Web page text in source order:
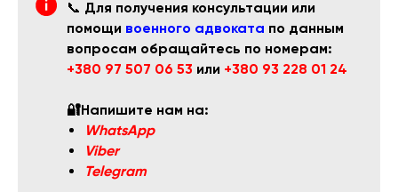
📞 Для получения консультации или
помощи военного адвоката по данным
вопросам обращайтесь по номерам:
+380 97 507 06 53 или +380 93 228 01 24
🔐Напишите нам на:
WhatsApp
Viber
Telegram